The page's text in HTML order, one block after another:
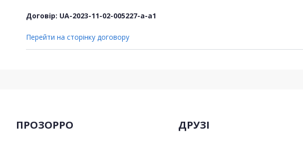
Договір: UA-2023-11-02-005227-a-a1
Перейти на сторінку договору
ПРОЗОРРО ДРУЗІ